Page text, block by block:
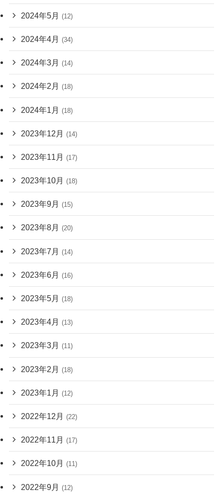
2024年5月 (12)
2024年4月 (34)
2024年3月 (14)
2024年2月 (18)
2024年1月 (18)
2023年12月 (14)
2023年11月 (17)
2023年10月 (18)
2023年9月 (15)
2023年8月 (20)
2023年7月 (14)
2023年6月 (16)
2023年5月 (18)
2023年4月 (13)
2023年3月 (11)
2023年2月 (18)
2023年1月 (12)
2022年12月 (22)
2022年11月 (17)
2022年10月 (11)
2022年9月 (12)